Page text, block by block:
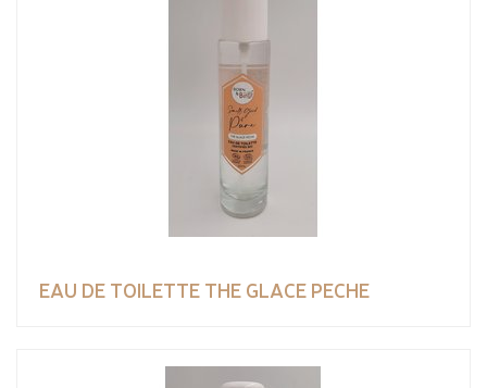
EAU DE TOILETTE THE GLACE PECHE